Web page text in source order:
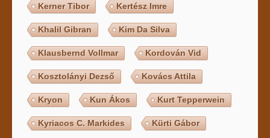
Kerner Tibor Kertész Imre
Khalil Gibran Kim Da Silva
Klausbernd Vollmar Kordován Vid
Kosztolányi Dezső Kovács Attila
Kryon Kun Ákos Kurt Tepperwein
Kyriacos C. Markides Kürti Gábor